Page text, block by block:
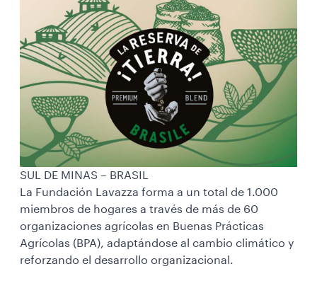
SUL DE MINAS – BRASIL
La Fundación Lavazza forma a un total de 1.000
miembros de hogares a través de más de 60
organizaciones agrícolas en Buenas Prácticas
Agrícolas (BPA), adaptándose al cambio climático y
reforzando el desarrollo organizacional.